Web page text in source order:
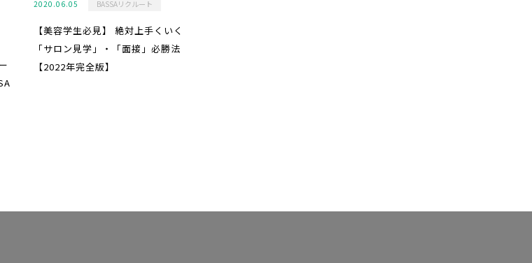
2020.06.05 BASSAリクルート
【美容学生必見】 絶対上手くいく
「サロン見学」・「面接」必勝法
【2022年完全版】